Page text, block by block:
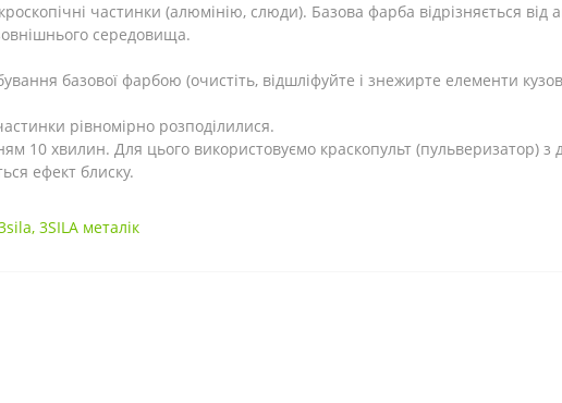
частинки (алюмінію, слюди). Базова фарба відрізняється від
середовища.
базової фарбою (очистіть, відшліфуйте і знежирте елементи
рівномірно розподілилися.
10 хвилин. Для цього використовуємо краскопульт (пульверизатор)
ефект блиску.
, 3SILA металік